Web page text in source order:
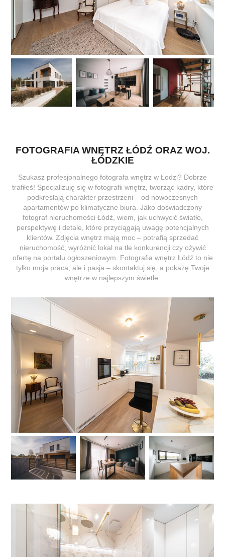
FOTOGRAFIA WNĘTRZ ŁÓDŹ ORAZ WOJ.
ŁÓDZKIE
Szukasz profesjonalnego fotografa wnętrz w Łodzi? Dobrze
trafiłeś! Specjalizuję się w fotografii wnętrz, tworząc kadry, które
podkreślają charakter przestrzeni – od nowoczesnych
apartamentów po klimatyczne biura. Jako doświadczony
fotograf nieruchomości Łódź, wiem, jak uchwycić światło,
perspektywę i detale, które przyciągają uwagę potencjalnych
klientów. Zdjęcia wnętrz mają moc – potrafią sprzedać
nieruchomość, wyróżnić lokal na tle konkurencji czy ożywić
ofertę na portalu ogłoszeniowym. Fotografia wnętrz Łódź to nie
tylko moja praca, ale i pasja – skontaktuj się, a pokażę Twoje
wnętrze w najlepszym świetle.